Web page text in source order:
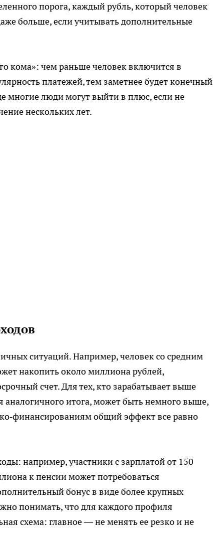
порога, каждый рубль, который человек
больше, если учитывать дополнительные
кома»: чем раньше человек включится в
платежей, тем заметнее будет конечный
многие люди могут выйти в плюс, если не
нескольких лет.
ситуаций. Например, человек со средним
накопить около миллиона рублей,
счет. Для тех, кто зарабатывает выше
аналогичного итога, может быть немного выше,
общий эффект все равно
например, участники с зарплатой от 150
к пенсии может потребоваться
бонус в виде более крупных
понимать, что для каждого профиля
схема: главное — не менять ее резко и не